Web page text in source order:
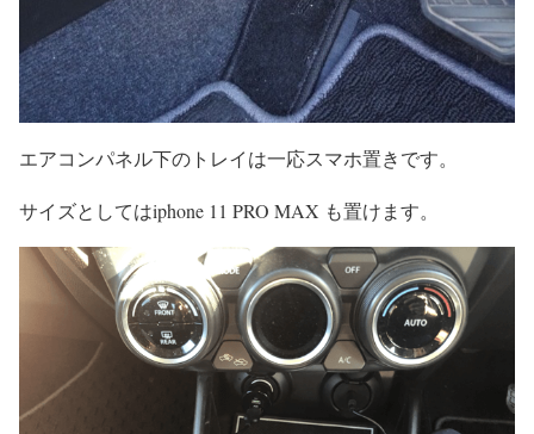
エアコンパネル下のトレイは一応スマホ置きです。
サイズとしてはiphone 11 PRO MAX も置けます。